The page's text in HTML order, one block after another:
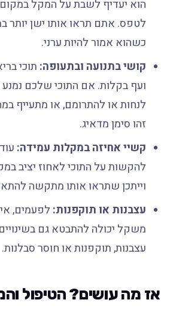
הוא יעדיף לשבת על המקל
לטפס. אתם תראו אותו ישן יותר
כשהוא אמור להיות ערני.
קושי בתנועה ובתעופה:תוכי
ועף בקלות. אם התוכי שלכם
לנחות או להתרומם, או מתעייף
זהו סימן מדאיג.
קשיי אחיזה במקלות עמידה:
להקשות על התוכי לאחוז יציב
וייתכן שתראו אותו מתקשה
עצבנות או תוקפנות:לפעמים, אי
משקל יכולה להתבטא גם בשינויים
עצבנות, תוקפנות או חוסר סבלנות.
אז מה עושים? הטיפול